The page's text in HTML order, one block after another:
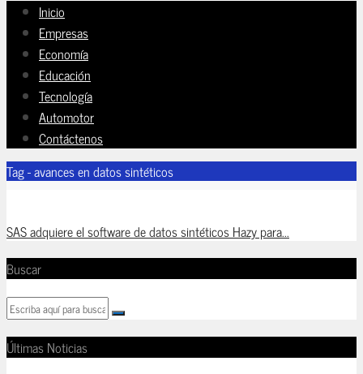
Inicio
Empresas
Economía
Educación
Tecnología
Automotor
Contáctenos
Tag - avances en datos sintéticos
SAS adquiere el software de datos sintéticos Hazy para...
Buscar
Últimas Noticias